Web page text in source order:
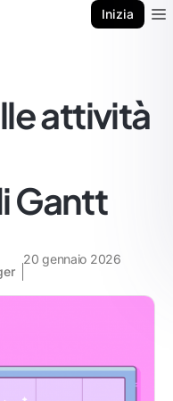
Inizia
attività
Gantt
20 gennaio 2026